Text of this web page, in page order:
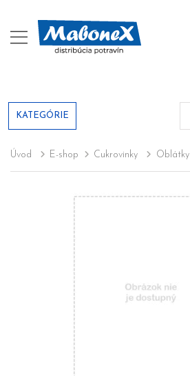
KATEGÓRIE
Úvod E-shop Cukrovinky Oblátky